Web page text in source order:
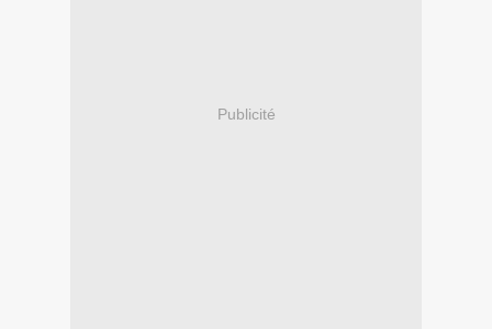
Publicité